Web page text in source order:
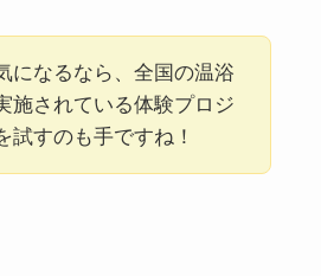
になるなら、全国の温浴
施されている体験プロジ
試すのも手ですね！